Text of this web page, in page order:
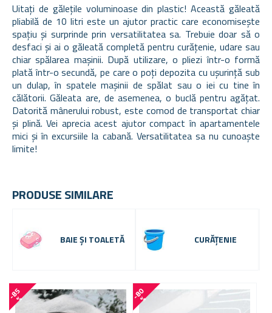
Uitați de gălețile voluminoase din plastic! Această găleată
pliabilă de 10 litri este un ajutor practic care economisește
spațiu și surprinde prin versatilitatea sa. Trebuie doar să o
desfaci și ai o găleată completă pentru curățenie, udare sau
chiar spălarea mașinii. După utilizare, o pliezi într-o formă
plată într-o secundă, pe care o poți depozita cu ușurință sub
un dulap, în spatele mașinii de spălat sau o iei cu tine în
călătorii. Găleata are, de asemenea, o buclă pentru agățat.
Datorită mânerului robust, este comod de transportat chiar
și plină. Vei aprecia acest ajutor compact în apartamentele
mici și în excursiile la cabană. Versatilitatea sa nu cunoaște
limite!
PRODUSE SIMILARE
BAIE ȘI TOALETĂ CURĂȚENIE
-
8
5
% -
8
0
%